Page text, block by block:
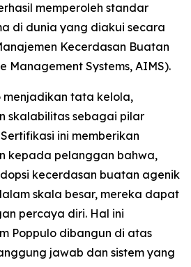
memperoleh standar
di dunia yang diakui secara
Kecerdasan Buatan
Management Systems, AIMS).
menjadikan tata kelola,
skalabilitas sebagai pilar
ini memberikan
kepada pelanggan bahwa,
kecerdasan buatan agenik
skala besar, mereka dapat
percaya diri. Hal ini
Poppulo dibangun di atas
jawab dan sistem yang